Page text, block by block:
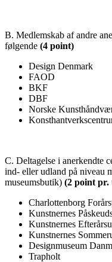
B. Medlemskab af andre
følgende (4 point)
Design Denmark
FAOD
BKF
DBF
Norske
C. Deltagelse i anerkendte
ind- eller udland på niveau
museumsbutik) (2 point pr.
Charlottenborg
Kunstnernes
Kunstnernes
Kunstnernes
Designmuseum
Trapholt